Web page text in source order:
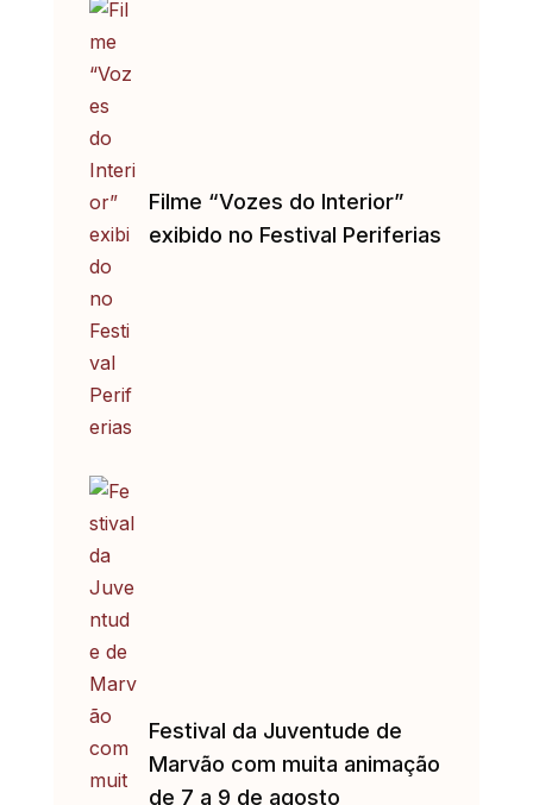
Filme “Vozes do Interior”
exibido no Festival Periferias
Festival da Juventude de
Marvão com muita animação
de 7 a 9 de agosto